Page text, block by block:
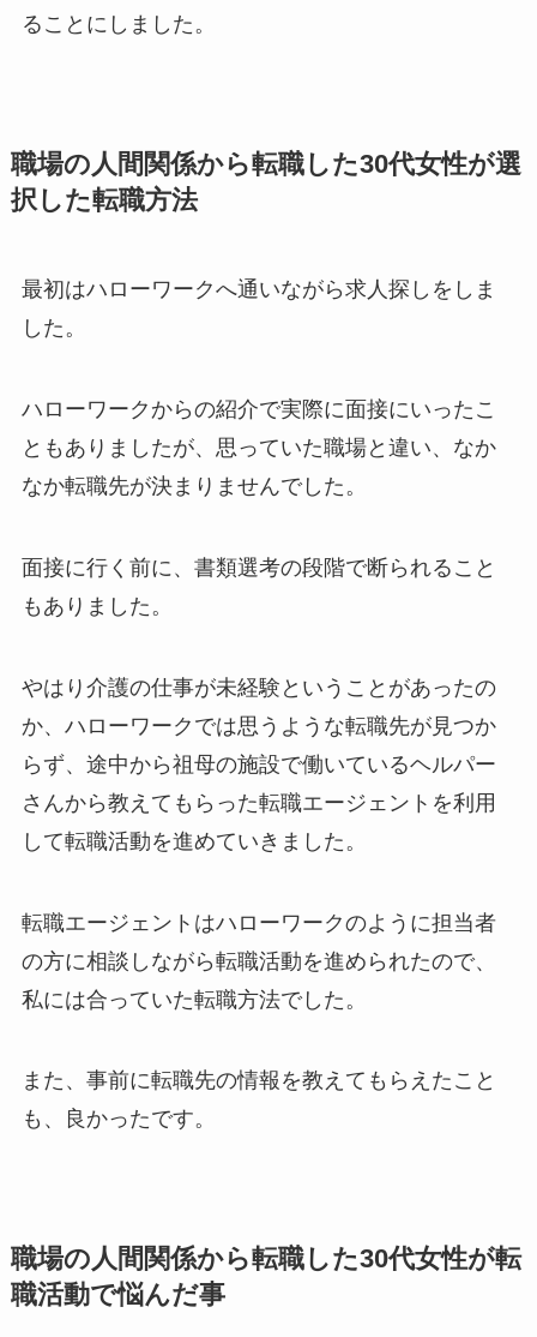
ることにしました。
職場の人間関係から転職した30代女性が選
択した転職方法
最初はハローワークへ通いながら求人探しをしま
した。
ハローワークからの紹介で実際に面接にいったこ
ともありましたが、思っていた職場と違い、なか
なか転職先が決まりませんでした。
面接に行く前に、書類選考の段階で断られること
もありました。
やはり介護の仕事が未経験ということがあったの
か、ハローワークでは思うような転職先が見つか
らず、途中から祖母の施設で働いているヘルパー
さんから教えてもらった転職エージェントを利用
して転職活動を進めていきました。
転職エージェントはハローワークのように担当者
の方に相談しながら転職活動を進められたので、
私には合っていた転職方法でした。
また、事前に転職先の情報を教えてもらえたこと
も、良かったです。
職場の人間関係から転職した30代女性が転
職活動で悩んだ事